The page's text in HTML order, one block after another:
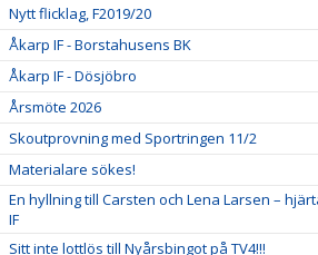
Nytt flicklag, F2019/20
Åkarp IF - Borstahusens BK
Åkarp IF - Dösjöbro
Årsmöte 2026
Skoutprovning med Sportringen 11/2
Materialare sökes!
En hyllning till Carsten och Lena Larsen –
IF
Sitt inte lottlös till Nyårsbingot på TV4!!!